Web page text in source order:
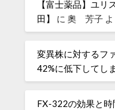
【富士薬品】ユリ
田】
に奧 芳子
変異株に対するフ
42%に低下してし
FX-322の効果と時